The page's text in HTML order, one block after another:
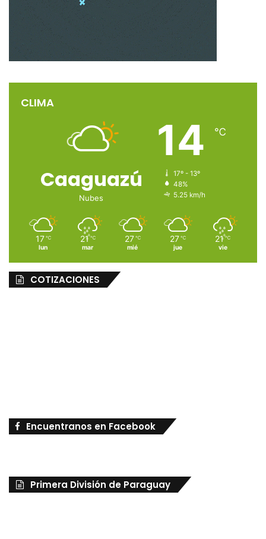
CLIMA
Caaguazú
Nubes
14 ℃
17º - 13º
48%
5.25 km/h
17 ℃
lun
21 ℃
mar
27 ℃
mié
27 ℃
jue
21 ℃
vie
COTIZACIONES
Encuentranos en Facebook
Primera División de Paraguay